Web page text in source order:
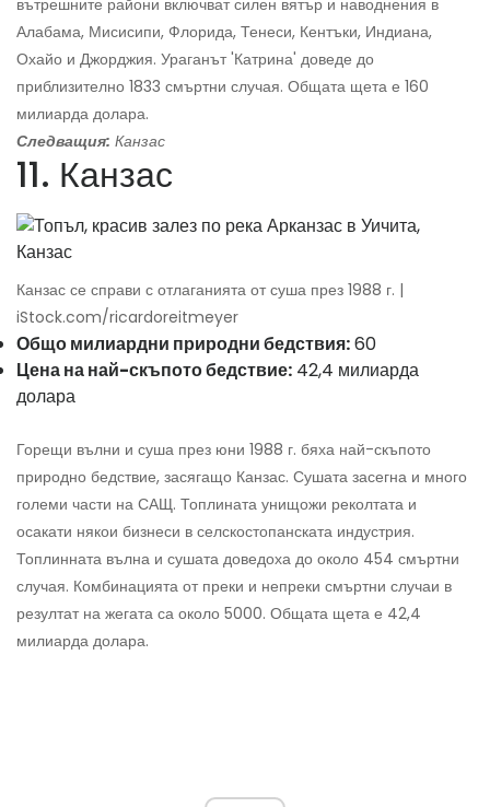
Алабама, Мисисипи, Флорида, Тенеси, Кентъки, Индиана,
Охайо и Джорджия. Ураганът 'Катрина' доведе до
приблизително 1833 смъртни случая. Общата щета е 160
милиарда долара.
Следващия: Канзас
11. Канзас
Канзас се справи с отлаганията от суша през 1988 г. |
iStock.com/ricardoreitmeyer
Общо милиардни природни бедствия:60
Цена на най-скъпото бедствие: 42,4 милиарда
долара
Горещи вълни и суша през юни 1988 г. бяха най-скъпото
природно бедствие, засягащо Канзас. Сушата засегна и много
големи части на САЩ. Топлината унищожи реколтата и
осакати някои бизнеси в селскостопанската индустрия.
Топлинната вълна и сушата доведоха до около 454 смъртни
случая. Комбинацията от преки и непреки смъртни случаи в
резултат на жегата са около 5000. Общата щета е 42,4
милиарда долара.